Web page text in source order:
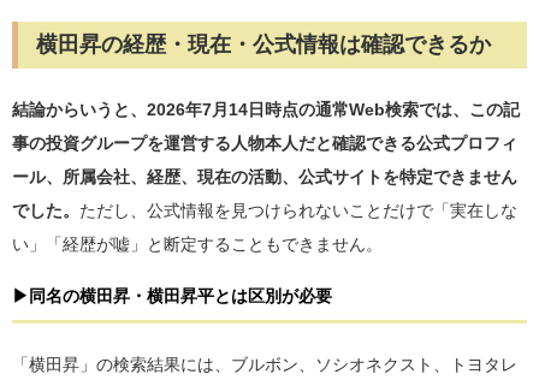
横田昇の経歴・現在・公式情報は確認できるか
結論からいうと、2026年7月14日時点の通常Web検索では、この記
事の投資グループを運営する人物本人だと確認できる公式プロフィ
ール、所属会社、経歴、現在の活動、公式サイトを特定できません
でした。 ただし、公式情報を見つけられないことだけで「実在しな
い」「経歴が嘘」と断定することもできません。
▶同名の横田昇・横田昇平とは区別が必要
「横田昇」の検索結果には、ブルボン、ソシオネクスト、トヨタレ